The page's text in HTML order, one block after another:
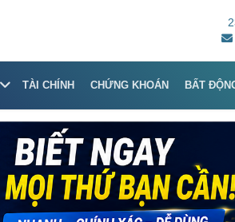
TÀI CHÍNH CHỨNG KHOÁN BẤT